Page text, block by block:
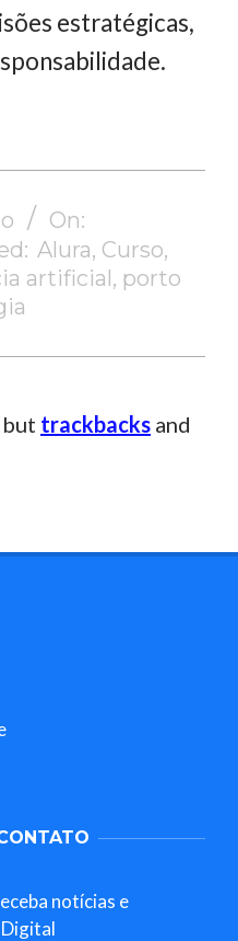
estratégicas,
On:
Alura, Curso,
artificial , porto
but trackbacks and
notícias e